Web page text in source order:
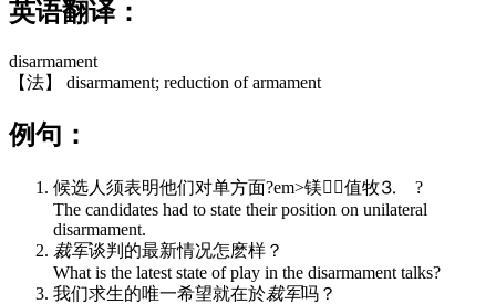
英语翻译：
disarmament
【法】 disarmament; reduction of armament
例句：
候选人须表明他们对单方面?em>镁值牧⒊ ?
The candidates had to state their position on unilateral
disarmament.
裁军谈判的最新情况怎麽样？
What is the latest state of play in the disarmament talks?
我们求生的唯一希望就在於裁军吗？